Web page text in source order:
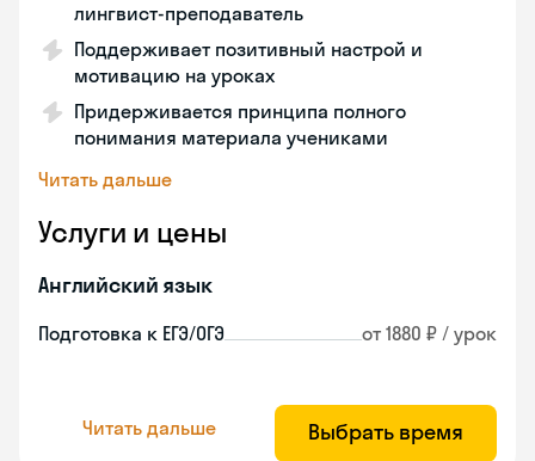
лингвист-преподаватель
Поддерживает позитивный настрой и
мотивацию на уроках
Придерживается принципа полного
понимания материала учениками
Читать дальше
Услуги и цены
Английский язык
Подготовка к ЕГЭ/ОГЭ от 1880 ₽ / урок
Читать дальше Выбрать время